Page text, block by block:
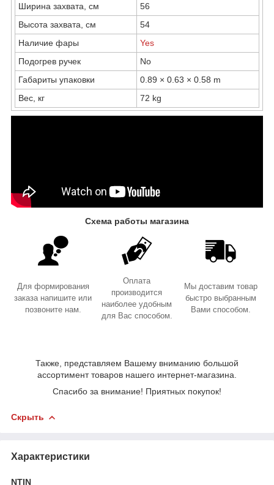
Ширина захвата, см
56
Высота захвата, см
54
Наличие фары
Yes
Подогрев ручек
No
Габариты упаковки
0.89 × 0.63 × 0.58 m
Вес, кг
72 kg
Схема работы магазина
Для формирования
заказа напишите или
позвоните нам.
Оплата
производится
наиболее удобным
для Вас способом.
Мы доставим товар
быстро выбранным
Вами способом.
Также, представляем Вашему вниманию большой
ассортимент товаров нашего интернет-магазина.
Спасибо за внимание! Приятных покупок!
Скрыть
Характеристики
NTIN